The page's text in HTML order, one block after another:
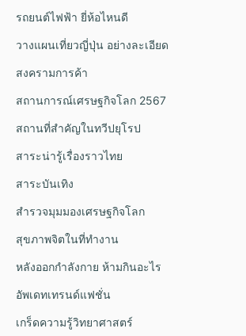
รถยนต์ไฟฟ้า ยี่ห้อไหนดี
วางแผนเที่ยวญี่ปุ่น อย่างละเอียด
สงครามการค้า
สถานการณ์เศรษฐกิจโลก 2567
สถานที่สำคัญในทวีปยุโรป
สาระน่ารู้เรื่องราวไทย
สาระบันเทิง
สำรวจมุมมองเศรษฐกิจโลก
สุขภาพจิตในที่ทำงาน
หลังออกกําลังกาย ห้ามกินอะไร
อัพเดทเทรนด์แฟชั่น
เกร็ดความรู้วิทยาศาสตร์